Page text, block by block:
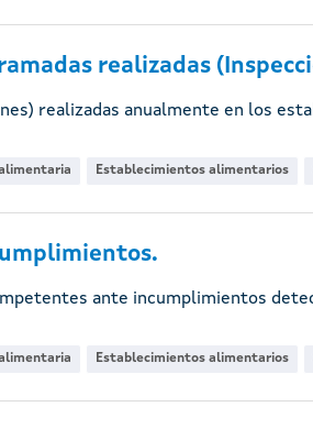
realizadas
realizadas anualmente en los
Establecimientos alimentarios
ante incumplimientos
Establecimientos alimentarios